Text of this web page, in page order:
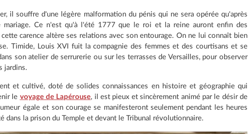
il souffre d'une légère malformation du pénis qui ne sera opérée qu'après
mariage. Ce n'est qu'à l'été 1777 que le roi et la reine auront enfin des
carence altère ses relations avec son entourage. On ne lui connaît bien
Timide, Louis XVI fuit la compagnie des femmes et des courtisans et se
son atelier de serrurerie ou sur les terrasses de Versailles, pour observer
jardins.
et cultivé, doté de solides connaissances en histoire et géographie qui
le voyage de Lapérouse, il est pieux et sincèrement animé par le désir de
égale et son courage se manifesteront seulement pendant les heures
dans la prison du Temple et devant le Tribunal révolutionnaire.